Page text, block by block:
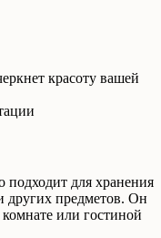
красоту вашей
для хранения
других предметов. Он
или гостиной